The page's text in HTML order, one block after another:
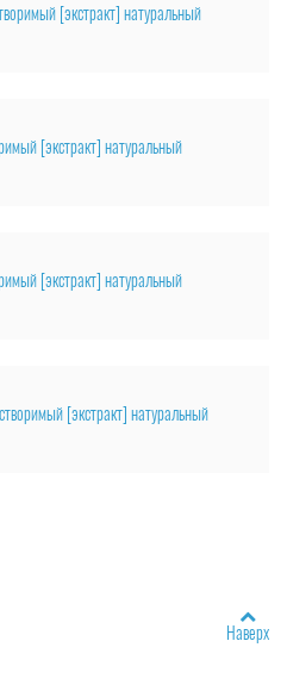
[экстракт] натуральный
[экстракт] натуральный
[экстракт] натуральный
[экстракт] натуральный
Наверх